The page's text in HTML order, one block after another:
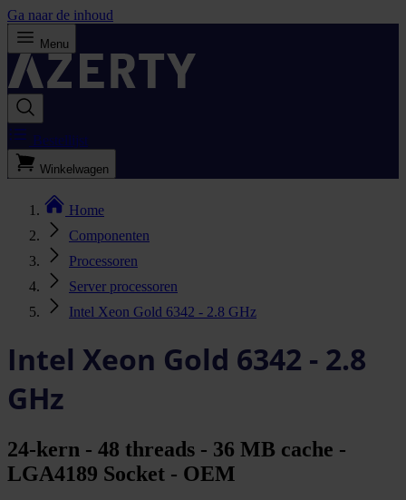
Ga naar de inhoud
Menu
Bestellijst
Winkelwagen
Home
Componenten
Processoren
Server processoren
Intel Xeon Gold 6342 - 2.8 GHz
Intel Xeon Gold 6342 - 2.8
GHz
24-kern - 48 threads - 36 MB cache -
LGA4189 Socket - OEM